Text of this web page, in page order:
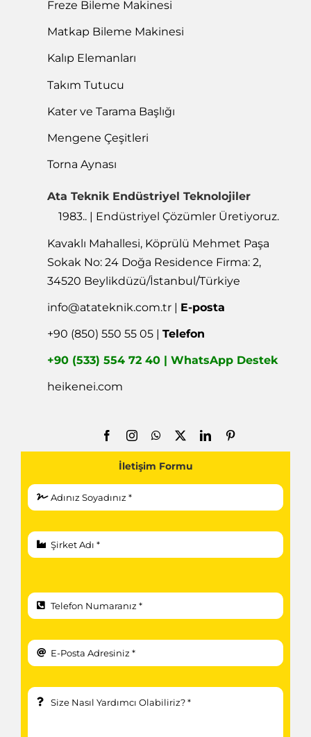
Freze Bileme Makinesi
Matkap Bileme Makinesi
Kalıp Elemanları
Takım Tutucu
Kater ve Tarama Başlığı
Mengene Çeşitleri
Torna Aynası
Ata Teknik Endüstriyel Teknolojiler
1983.. | Endüstriyel Çözümler Üretiyoruz.
Kavaklı Mahallesi, Köprülü Mehmet Paşa
Sokak No: 24 Doğa Residence Firma: 2,
34520 Beylikdüzü/İstanbul/Türkiye
info@atateknik.com.tr | E-posta
+90 (850) 550 55 05 |Telefon
+90 (533) 554 72 40 | WhatsApp Destek
heikenei.com
İletişim Formu